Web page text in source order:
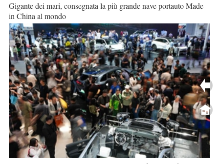
Gigante dei mari, consegnata la più grande nave portauto Made
in China al mondo